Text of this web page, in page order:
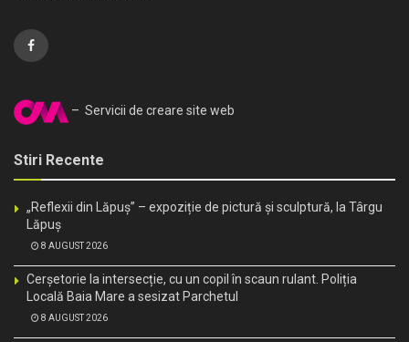
– Servicii de creare site web
Stiri Recente
„Reflexii din Lăpuș” – expoziție de pictură și sculptură, la Târgu
Lăpuș
8 AUGUST 2026
Cerșetorie la intersecție, cu un copil în scaun rulant. Poliția
Locală Baia Mare a sesizat Parchetul
8 AUGUST 2026